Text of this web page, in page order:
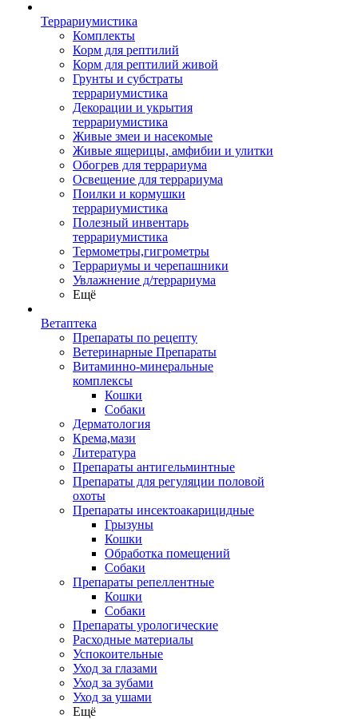
Террариумистика
Комплекты
Корм для рептилий
Корм для рептилий живой
Грунты и субстраты
террариумистика
Декорации и укрытия
террариумистика
Живые змеи и насекомые
Живые ящерицы, амфибии и улитки
Обогрев для террариума
Освещение для террариума
Поилки и кормушки
террариумистика
Полезный инвентарь
террариумистика
Термометры,гигрометры
Террариумы и черепашники
Увлажнение д/террариума
Ещё
Ветаптека
Препараты по рецепту
Ветеринарные Препараты
Витаминно-минеральные
комплексы
Кошки
Собаки
Дерматология
Крема,мази
Литература
Препараты антигельминтные
Препараты для регуляции половой
охоты
Препараты инсектоакарицидные
Грызуны
Кошки
Обработка помещений
Собаки
Препараты репеллентные
Кошки
Собаки
Препараты урологические
Расходные материалы
Успокоительные
Уход за глазами
Уход за зубами
Уход за ушами
Ещё